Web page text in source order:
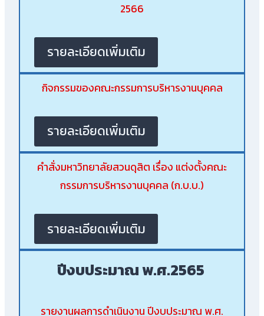
2566
รายละเอียดเพิ่มเติม
กิจกรรมของคณะกรรมการบริหารงานบุคคล
รายละเอียดเพิ่มเติม
คำสั่งมหาวิทยาลัยสวนดุสิต เรื่อง แต่งตั้งคณะ
กรรมการบริหารงานบุคคล (ก.บ.บ.)
รายละเอียดเพิ่มเติม
ปีงบประมาณ พ.ศ.2565
รายงานผลการดำเนินงาน ปีงบประมาณ พ.ศ.